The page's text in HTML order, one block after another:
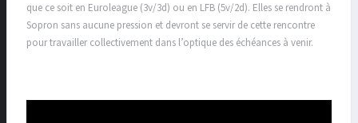
que ce soit en Euroleague (3v/3d) ou en LFB (5v/2d). Elles se rendront à
Sopron sans aucune pression et devront se servir de cette rencontre
pour travailler collectivement dans l’optique des échéances à venir.